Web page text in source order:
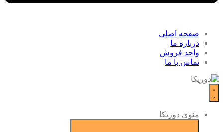
صفحه اصلی
درباره ما
واحد فروش
تماس با ما
منوی دوریکا